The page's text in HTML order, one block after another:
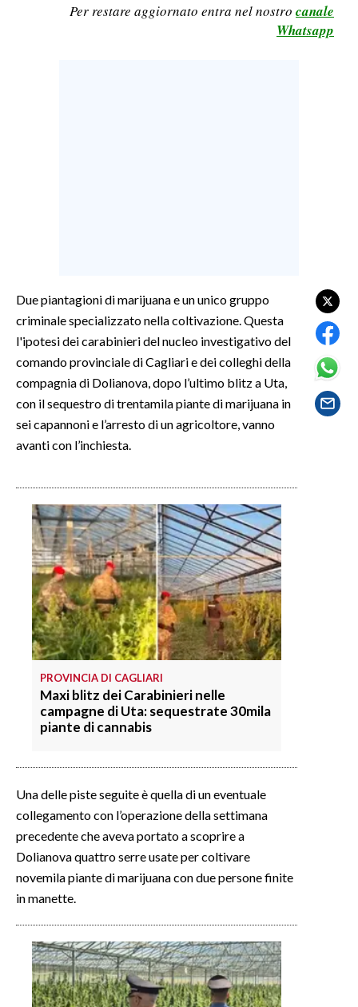
RISULTATI E CLASSIFICHE
GOSSIP
SALUTE
SARDI NEL MONDO
NOTIZIE
3 MINUTI CON
INSULARITÀ
INFO AZIENDE
ABBONATI
NECROLOGI
PUBBLICITÀ
Per restare aggiornato entra nel nostro canale
Whatsapp
Due piantagioni di marijuana e un unico gruppo
criminale specializzato nella coltivazione. Questa
l'ipotesi dei carabinieri del nucleo investigativo del
comando provinciale di Cagliari e dei colleghi della
compagnia di Dolianova, dopo l’ultimo blitz a Uta,
con il sequestro di trentamila piante di marijuana in
sei capannoni e l’arresto di un agricoltore, vanno
avanti con l’inchiesta.
PROVINCIA DI CAGLIARI
Maxi blitz dei Carabinieri nelle
campagne di Uta: sequestrate 30mila
piante di cannabis
Una delle piste seguite è quella di un eventuale
collegamento con l’operazione della settimana
precedente che aveva portato a scoprire a
Dolianova quattro serre usate per coltivare
novemila piante di marijuana con due persone finite
in manette.